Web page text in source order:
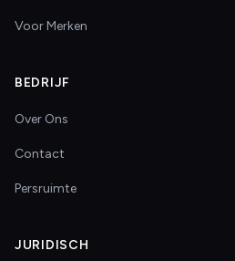
Voor Merken
BEDRIJF
Over Ons
Contact
Persruimte
JURIDISCH